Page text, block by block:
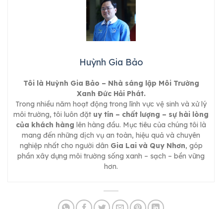
Huỳnh Gia Bảo
Tôi là Huỳnh Gia Bảo – Nhà sáng lập Môi Trường
Xanh Đức Hải Phát.
Trong nhiều năm hoạt động trong lĩnh vực vệ sinh và xử lý
môi trường, tôi luôn đặt uy tín – chất lượng – sự hài lòng
của khách hàng lên hàng đầu. Mục tiêu của chúng tôi là
mang đến những dịch vụ an toàn, hiệu quả và chuyên
nghiệp nhất cho người dân Gia Lai và Quy Nhơn, góp
phần xây dựng môi trường sống xanh – sạch – bền vững
hơn.